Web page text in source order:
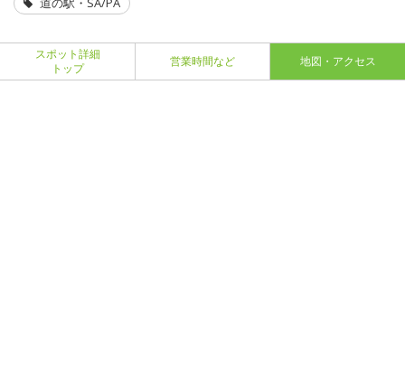
スポット詳細
トップ
営業時間など 地図・アクセス